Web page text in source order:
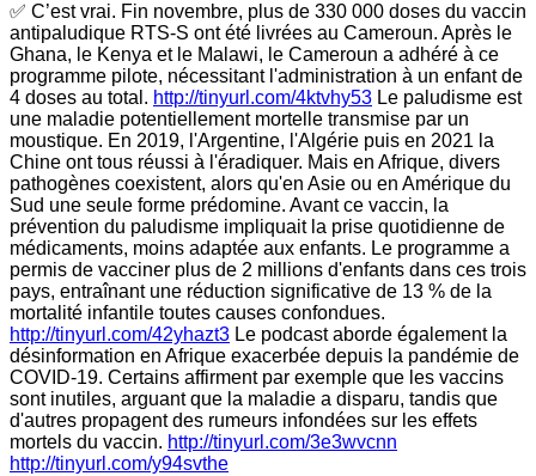
✅ C’est vrai. Fin novembre, plus de 330 000 doses du vaccin
antipaludique RTS-S ont été livrées au Cameroun. Après le
Ghana, le Kenya et le Malawi, le Cameroun a adhéré à ce
programme pilote, nécessitant l'administration à un enfant de
4 doses au total. http://tinyurl.com/4ktvhy53 Le paludisme est
une maladie potentiellement mortelle transmise par un
moustique. En 2019, l'Argentine, l'Algérie puis en 2021 la
Chine ont tous réussi à l'éradiquer. Mais en Afrique, divers
pathogènes coexistent, alors qu'en Asie ou en Amérique du
Sud une seule forme prédomine. Avant ce vaccin, la
prévention du paludisme impliquait la prise quotidienne de
médicaments, moins adaptée aux enfants. Le programme a
permis de vacciner plus de 2 millions d'enfants dans ces trois
pays, entraînant une réduction significative de 13 % de la
mortalité infantile toutes causes confondues.
http://tinyurl.com/42yhazt3 Le podcast aborde également la
désinformation en Afrique exacerbée depuis la pandémie de
COVID-19. Certains affirment par exemple que les vaccins
sont inutiles, arguant que la maladie a disparu, tandis que
d'autres propagent des rumeurs infondées sur les effets
mortels du vaccin. http://tinyurl.com/3e3wvcnn
http://tinyurl.com/y94svthe